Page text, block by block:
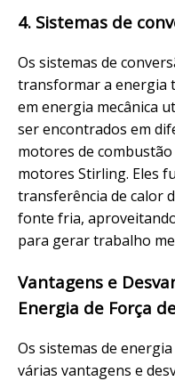
4. Sistemas de
Os sistemas de
transformar a energia
em energia mecânica
ser encontrados em
motores de
motores Stirling. Eles
transferência de calor
fonte fria,
para gerar trabalho
Vantagens e
Energia de Força
Os sistemas de
várias vantagens e